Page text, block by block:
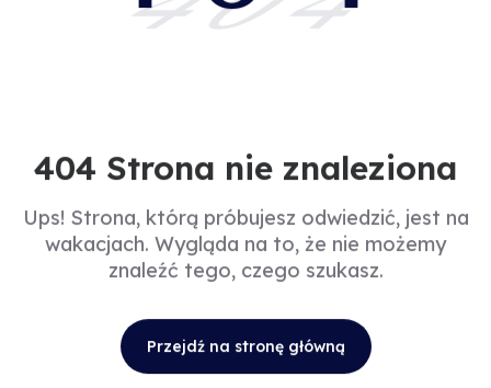
404 Strona nie znaleziona
Ups! Strona, którą próbujesz odwiedzić, jest na
wakacjach. Wygląda na to, że nie możemy
znaleźć tego, czego szukasz.
Przejdź na stronę główną